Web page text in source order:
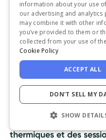
Ensuite, il s'agit
d'utilisateurs et
forme les données
Il s'agit de bonnes
prendre forme pour
commencer à les
Enfin, vous devez
thermiques et des
information about your use
our advertising and analytics
may combine it with other
you’ve provided to them or
collected from your use of
Cookie Policy
ACCEPT ALL
DON'T SELL MY
SHOW